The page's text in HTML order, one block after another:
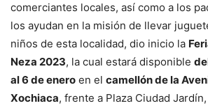
comerciantes locales, así como a los
los ayudan en la misión de llevar
niños de esta localidad, dio inicio la
Neza 2023, la cual estará disponible
al 6 de enero en el camellón de la
Xochiaca, frente a Plaza Ciudad